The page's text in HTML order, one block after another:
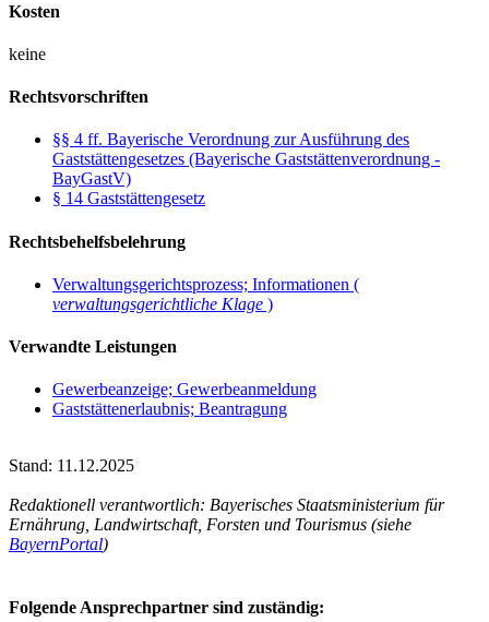
Kosten
keine
Rechtsvorschriften
§§ 4 ff. Bayerische Verordnung zur Ausführung des
Gaststättengesetzes (Bayerische Gaststättenverordnung -
BayGastV)
§ 14 Gaststättengesetz
Rechtsbehelfsbelehrung
Verwaltungsgerichtsprozess; Informationen (
verwaltungsgerichtliche Klage )
Verwandte Leistungen
Gewerbeanzeige; Gewerbeanmeldung
Gaststättenerlaubnis; Beantragung
Stand: 11.12.2025
Redaktionell verantwortlich: Bayerisches Staatsministerium für
Ernährung, Landwirtschaft, Forsten und Tourismus (siehe
BayernPortal)
Folgende Ansprechpartner sind zuständig: